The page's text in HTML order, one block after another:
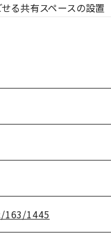
る共有スペースの設置
1445